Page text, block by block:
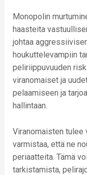
Monopolin
haasteita
johtaa
houkuttelevampiin
peliriippuvuuden
viranomaiset ja
pelaamiseen ja
hallintaan.
Viranomaisten tulee
varmistaa, että ne
periaatteita. Tämä
tarkistamista,